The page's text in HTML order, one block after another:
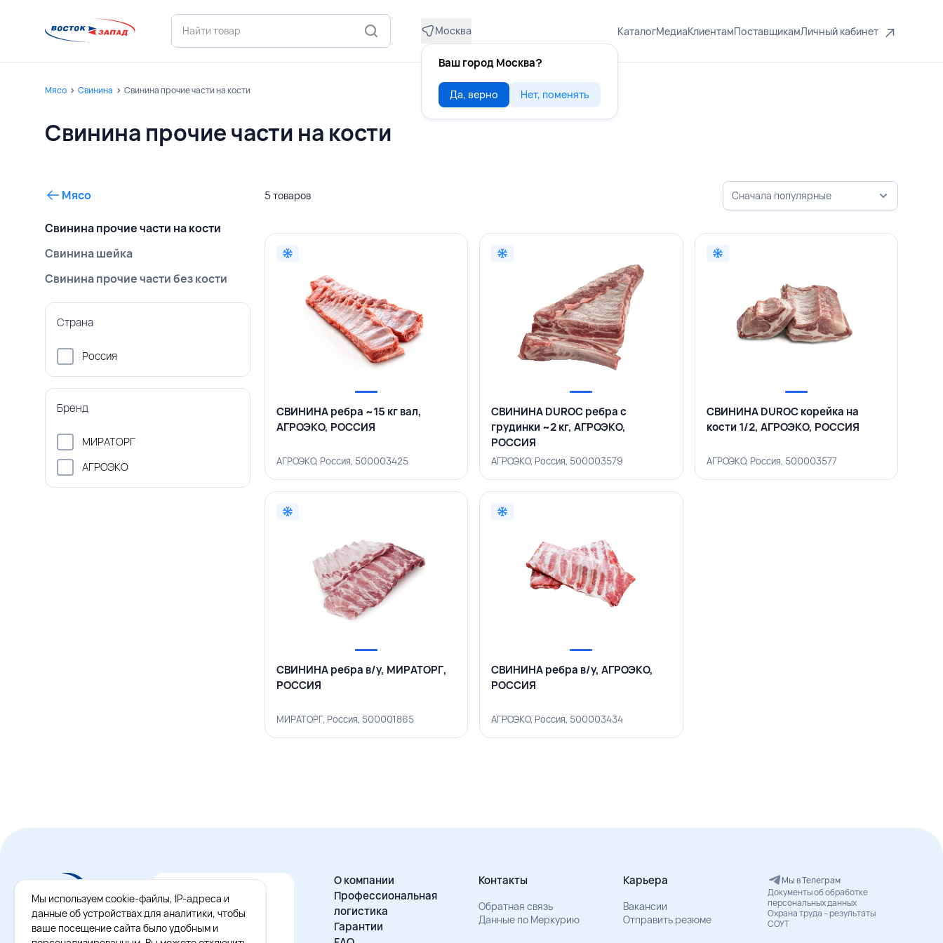
Москва
Ваш город Москва?
Да, верно Нет, поменять
КаталогМедиаКлиентамПоставщикамЛичный кабинет
Мясо Свинина Свинина прочие части на кости
Свинина прочие части на кости
Мясо
Свинина прочие части на кости
Свинина шейка
Свинина прочие части без кости
Страна
Россия
Бренд
МИРАТОРГ
АГРОЭКО
5 товаров Сначала популярные
СВИНИНА ребра ~15 кг вал,
АГРОЭКО, РОССИЯ
АГРОЭКО, Россия, 500003425
СВИНИНА DUROC ребра с
грудинки ~2 кг, АГРОЭКО,
РОССИЯ
АГРОЭКО, Россия, 500003579
СВИНИНА DUROC корейка на
кости 1/2, АГРОЭКО, РОССИЯ
АГРОЭКО, Россия, 500003577
СВИНИНА ребра в/у, МИРАТОРГ,
РОССИЯ
МИРАТОРГ, Россия, 500001865
СВИНИНА ребра в/у, АГРОЭКО,
РОССИЯ
АГРОЭКО, Россия, 500003434
О компании
Профессиональная
логистика
Гарантии
Контакты
Обратная связь
Данные по Меркурию
Карьера
Вакансии
Отправить резюме
Мы в Телеграм
Документы об обработке
персональных данных
Охрана труда – результаты
СОУТ
Мы используем cookie-файлы, IP-адреса и
данные об устройствах для аналитики, чтобы
ваше посещение сайта было удобным и